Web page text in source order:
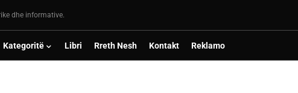
dhe informative.
Kategoritë Libri Rreth Nesh Kontakt Reklamo